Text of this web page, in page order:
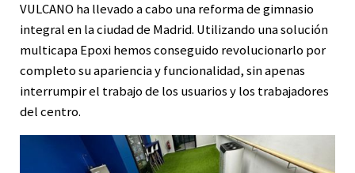
VULCANO ha llevado a cabo una reforma de gimnasio
integral en la ciudad de Madrid. Utilizando una solución
multicapa Epoxi hemos conseguido revolucionarlo por
completo su apariencia y funcionalidad, sin apenas
interrumpir el trabajo de los usuarios y los trabajadores
del centro.